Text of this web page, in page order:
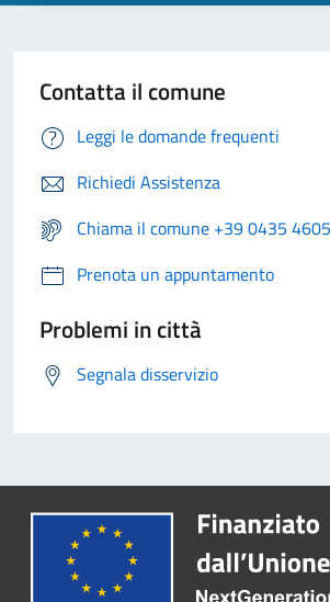
Contatta il comune
Leggi le domande frequenti
Richiedi Assistenza
Chiama il comune +39 0435
Prenota un appuntamento
Problemi in città
Segnala disservizio